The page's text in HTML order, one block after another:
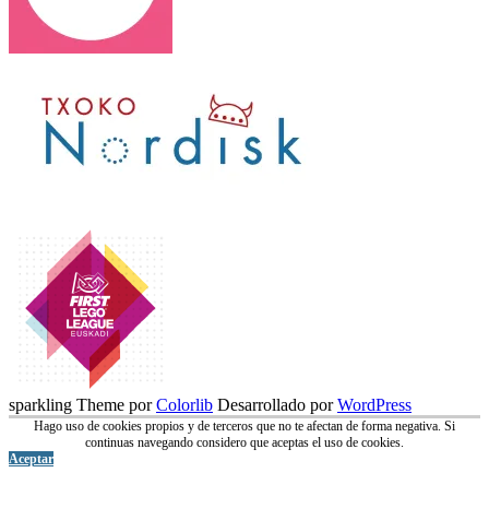
sparkling Theme porColorlib Desarrollado porWordPress
Hago uso de cookies propios y de terceros que no te afectan de forma negativa. Si
continuas navegando considero que aceptas el uso de cookies.
Aceptar